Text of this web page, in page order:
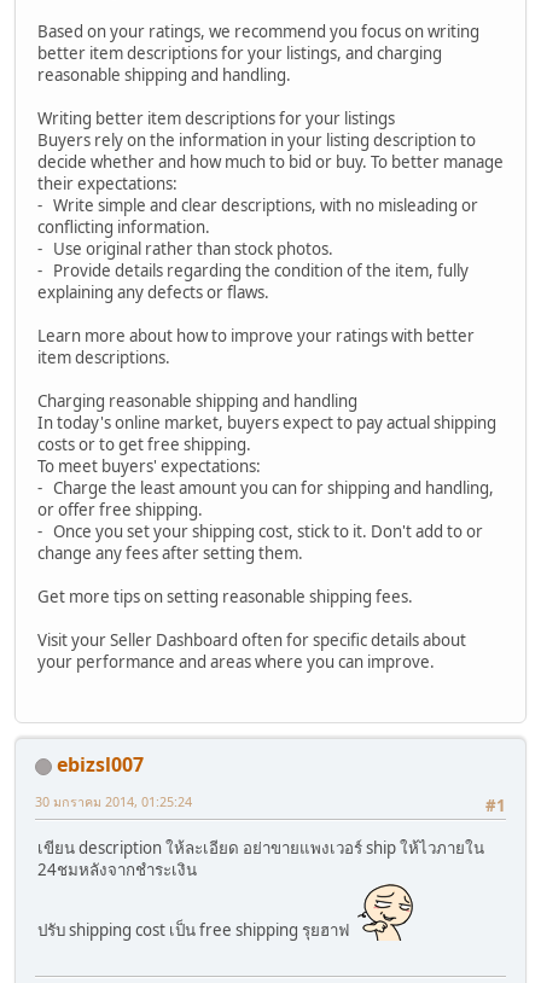
Based on your ratings, we recommend you focus on writing
better item descriptions for your listings, and charging
reasonable shipping and handling.
Writing better item descriptions for your listings
Buyers rely on the information in your listing description to
decide whether and how much to bid or buy. To better manage
their expectations:
- Write simple and clear descriptions, with no misleading or
conflicting information.
- Use original rather than stock photos.
- Provide details regarding the condition of the item, fully
explaining any defects or flaws.
Learn more about how to improve your ratings with better
item descriptions.
Charging reasonable shipping and handling
In today's online market, buyers expect to pay actual shipping
costs or to get free shipping.
To meet buyers' expectations:
- Charge the least amount you can for shipping and handling,
or offer free shipping.
- Once you set your shipping cost, stick to it. Don't add to or
change any fees after setting them.
Get more tips on setting reasonable shipping fees.
Visit your Seller Dashboard often for specific details about
your performance and areas where you can improve.
ebizsl007
#1
30 มกราคม 2014, 01:25:24
เขียน description ให้ละเอียด อย่าขายแพงเวอร์ ship ให้ไวภายใน
24ชมหลังจากชำระเงิน
ปรับ shipping cost เป็น free shipping รุยฮาฟ